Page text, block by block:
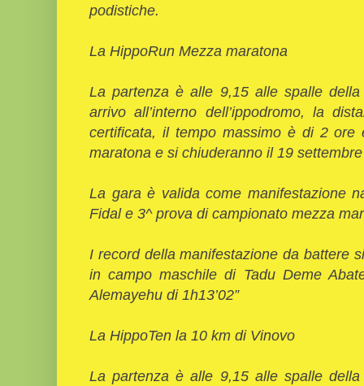
podistiche.
La HippoRun Mezza maratona
La partenza è alle 9,15 alle spalle
arrivo all’interno dell’ippodromo, la
certificata, il tempo massimo è di 2 ore
maratona e si chiuderanno il 19
La gara è valida come manifestazione
Fidal e 3^ prova di campionato mezza
I record della manifestazione da battere
in campo maschile di Tadu Deme
Alemayehu di 1h13’02”
La HippoTen la 10 km di Vinovo
La partenza è alle 9,15 alle spalle